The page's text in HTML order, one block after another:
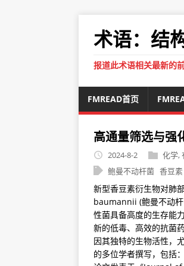
术语：结
报道此术语相关最新的
FMREAD首页
高通量筛选与强
2024-8-2 化学,
鲍曼不动杆菌 香豆素
新型香豆素衍生物对肺
baumannii (鲍曼不动杆
性菌具备高度的生存能
新的低毒、高效的抗菌
因其独特的生物活性，
的多位学者撰写，包括